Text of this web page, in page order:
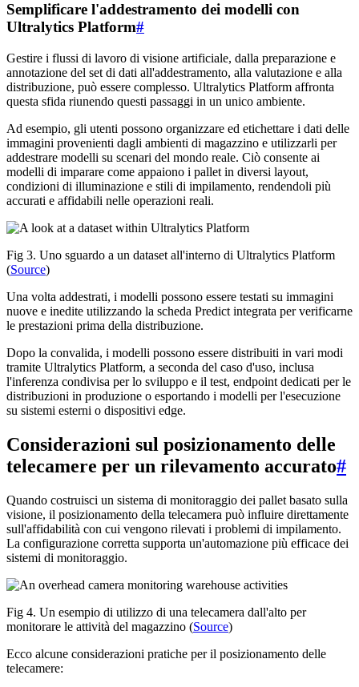
Semplificare l'addestramento dei modelli con
Ultralytics Platform#
Gestire i flussi di lavoro di visione artificiale, dalla preparazione e
annotazione del set di dati all'addestramento, alla valutazione e alla
distribuzione, può essere complesso. Ultralytics Platform affronta
questa sfida riunendo questi passaggi in un unico ambiente.
Ad esempio, gli utenti possono organizzare ed etichettare i dati delle
immagini provenienti dagli ambienti di magazzino e utilizzarli per
addestrare modelli su scenari del mondo reale. Ciò consente ai
modelli di imparare come appaiono i pallet in diversi layout,
condizioni di illuminazione e stili di impilamento, rendendoli più
accurati e affidabili nelle operazioni reali.
Fig 3. Uno sguardo a un dataset all'interno di Ultralytics Platform
(Source)
Una volta addestrati, i modelli possono essere testati su immagini
nuove e inedite utilizzando la scheda Predict integrata per verificarne
le prestazioni prima della distribuzione.
Dopo la convalida, i modelli possono essere distribuiti in vari modi
tramite Ultralytics Platform, a seconda del caso d'uso, inclusa
l'inferenza condivisa per lo sviluppo e il test, endpoint dedicati per le
distribuzioni in produzione o esportando i modelli per l'esecuzione
su sistemi esterni o dispositivi edge.
Considerazioni sul posizionamento delle
telecamere per un rilevamento accurato#
Quando costruisci un sistema di monitoraggio dei pallet basato sulla
visione, il posizionamento della telecamera può influire direttamente
sull'affidabilità con cui vengono rilevati i problemi di impilamento.
La configurazione corretta supporta un'automazione più efficace dei
sistemi di monitoraggio.
Fig 4. Un esempio di utilizzo di una telecamera dall'alto per
monitorare le attività del magazzino (Source)
Ecco alcune considerazioni pratiche per il posizionamento delle
telecamere: